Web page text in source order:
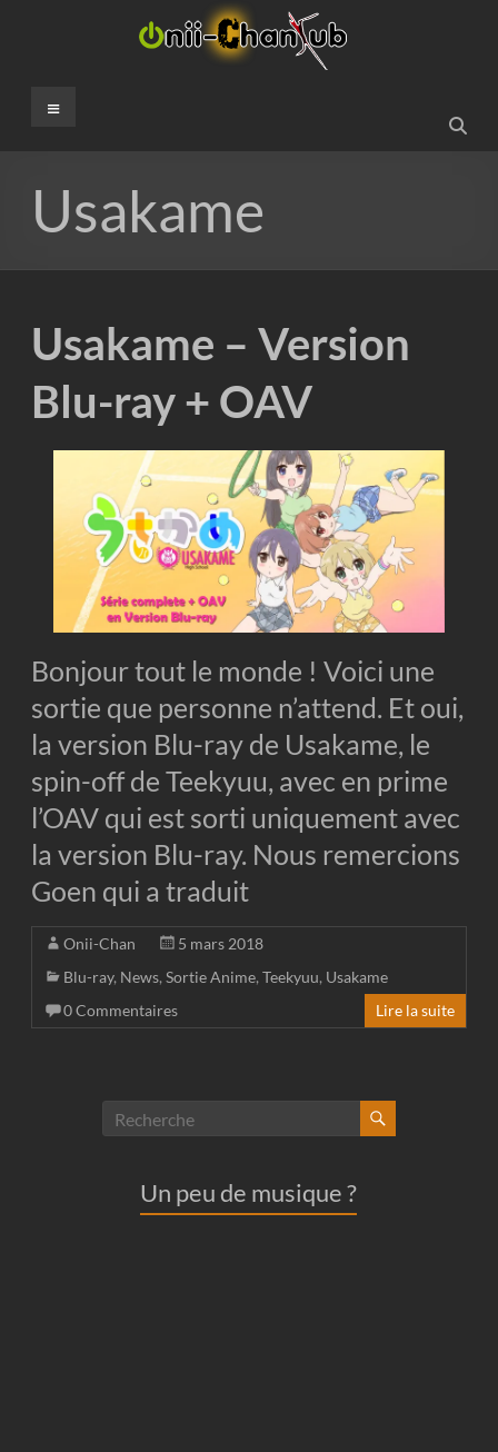
Onii-
Fansub
Menu
Usakame
Usakame – Version
Blu-ray + OAV
Bonjour tout le monde ! Voici une
sortie que personne n’attend. Et oui,
la version Blu-ray de Usakame, le
spin-off de Teekyuu, avec en prime
l’OAV qui est sorti uniquement avec
la version Blu-ray. Nous remercions
Goen qui a traduit
Onii-Chan
5 mars 2018
Blu-ray, News,Sortie Anime,Teekyuu, Usakame
0 Commentaires
Lire la suite
Un peu de musique ?